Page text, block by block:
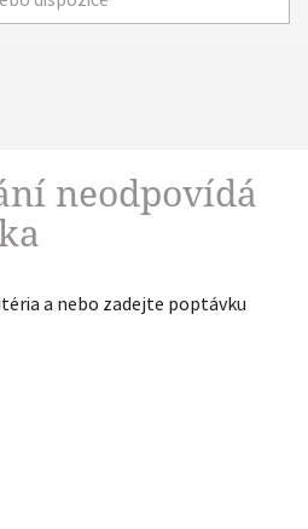
neodpovídá
a nebo zadejte poptávku